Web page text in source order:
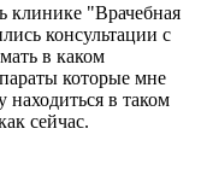
клинике "Врачебная
консультации с
в каком
которые мне
находиться в таком
сейчас.